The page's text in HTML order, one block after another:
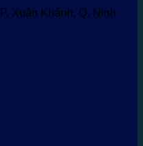
Xuân Khánh, Q. Ninh